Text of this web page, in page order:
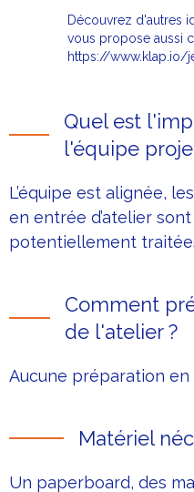
Découvrez d'autres
vous propose aussi
https://www.klap.io/
Quel est
l'équipe
L’équipe est alignée,
en entrée d’atelier
potentiellement
Comment
de l'atelier ?
Aucune préparation en
Matériel
Un paperboard, des